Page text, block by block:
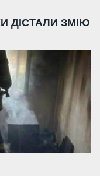
ДІСТАЛИ ЗМІЮ